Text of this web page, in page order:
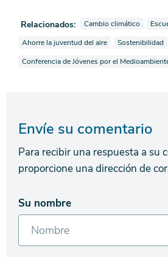
Relacionados: Ver noticias también
Cambio climático Ver
Ver noticias también etiquetadas como
Ahorre la juventud del aire Ver noticias
Sostenibilidad
Ver noticias también etiquetadas como
Conferencia de Jóvenes por el
Envíe su comentario
Para recibir una respuesta a su
proporcione una dirección de
Su nombre